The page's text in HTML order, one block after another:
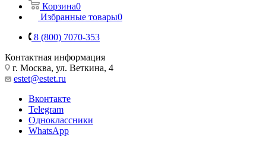
Корзина0
Избранные товары0
8 (800) 7070-353
Контактная информация
г. Москва, ул. Веткина, 4
estet@estet.ru
Вконтакте
Telegram
Одноклассники
WhatsApp